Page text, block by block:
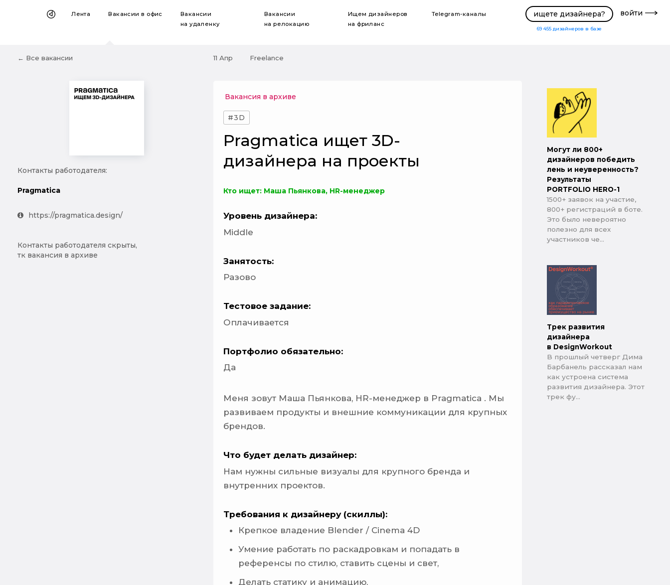
Лента Вакансиив офис
Вакансии
на удаленку
Вакансии
на релокацию
Ищем дизайнеров
на фриланс
Telegram-каналы ищете дизайнера?
69 455 дизайнеров в базе
войти
← Все вакансии 11 Апр Freelance
Контакты работодателя:
Pragmatica
https://pragmatica.design/
Контакты работодателя скрыты,
тк вакансия в архиве
Вакансия в архиве
#3D
Pragmatica ищет 3D-
дизайнера на проекты
Кто ищет: Маша Пьянкова, HR-менеджер
Уровень дизайнера:
Middle
Занятость:
Разово
Тестовое задание:
Оплачивается
Портфолио обязательно:
Да
Меня зовут Маша Пьянкова, HR-менеджер в Pragmatica . Мы
развиваем продукты и внешние коммуникации для крупных
брендов.
Что будет делать дизайнер:
Нам нужны сильные визуалы для крупного бренда и
внутренних проектов.
Требования к дизайнеру (скиллы):
Крепкое владение Blender / Cinema 4D
Умение работать по раскадровкам и попадать в
референсы по стилю, ставить сцены и свет,
Делать статику и анимацию,
Могут ли 800+
дизайнеров победить
лень и неуверенность?
Результаты
PORTFOLIO HERO-1
1500+ заявок на участие,
800+ регистраций в боте.
Это было невероятно
полезно для всех
участников че...
Трек развития
дизайнера
в DesignWorkout
В прошлый четверг Дима
Барбанель рассказал нам
как устроена система
развития дизайнера. Этот
трек фу...